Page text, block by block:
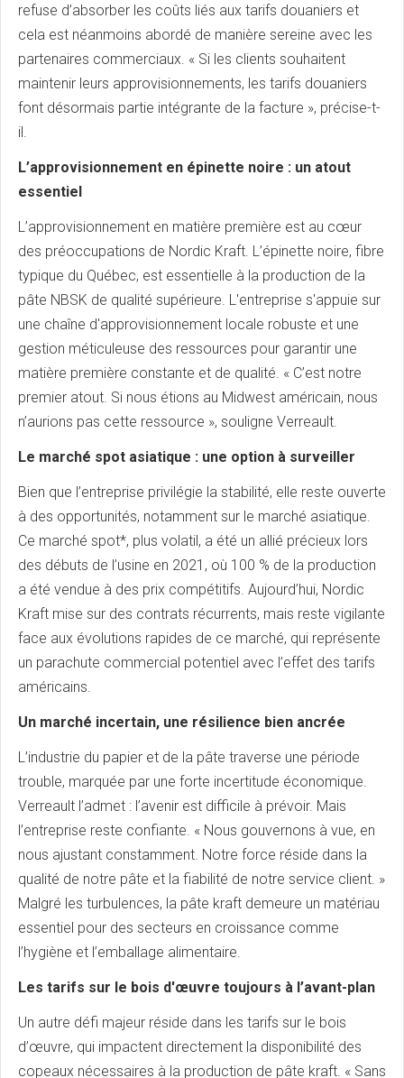
refuse d’absorber les coûts liés aux tarifs douaniers et
cela est néanmoins abordé de manière sereine avec les
partenaires commerciaux. « Si les clients souhaitent
maintenir leurs approvisionnements, les tarifs douaniers
font désormais partie intégrante de la facture », précise-t-
il.
L’approvisionnement en épinette noire : un atout
essentiel
L’approvisionnement en matière première est au cœur
des préoccupations de Nordic Kraft. L’épinette noire, fibre
typique du Québec, est essentielle à la production de la
pâte NBSK de qualité supérieure. L'entreprise s'appuie sur
une chaîne d'approvisionnement locale robuste et une
gestion méticuleuse des ressources pour garantir une
matière première constante et de qualité. « C’est notre
premier atout. Si nous étions au Midwest américain, nous
n’aurions pas cette ressource », souligne Verreault.
Le marché spot asiatique : une option à surveiller
Bien que l’entreprise privilégie la stabilité, elle reste ouverte
à des opportunités, notamment sur le marché asiatique.
Ce marché spot*, plus volatil, a été un allié précieux lors
des débuts de l’usine en 2021, où 100 % de la production
a été vendue à des prix compétitifs. Aujourd’hui, Nordic
Kraft mise sur des contrats récurrents, mais reste vigilante
face aux évolutions rapides de ce marché, qui représente
un parachute commercial potentiel avec l’effet des tarifs
américains.
Un marché incertain, une résilience bien ancrée
L’industrie du papier et de la pâte traverse une période
trouble, marquée par une forte incertitude économique.
Verreault l’admet : l’avenir est difficile à prévoir. Mais
l’entreprise reste confiante. « Nous gouvernons à vue, en
nous ajustant constamment. Notre force réside dans la
qualité de notre pâte et la fiabilité de notre service client. »
Malgré les turbulences, la pâte kraft demeure un matériau
essentiel pour des secteurs en croissance comme
l’hygiène et l’emballage alimentaire.
Les tarifs sur le bois d'œuvre toujours à l’avant-plan
Un autre défi majeur réside dans les tarifs sur le bois
d’œuvre, qui impactent directement la disponibilité des
copeaux nécessaires à la production de pâte kraft. « Sans